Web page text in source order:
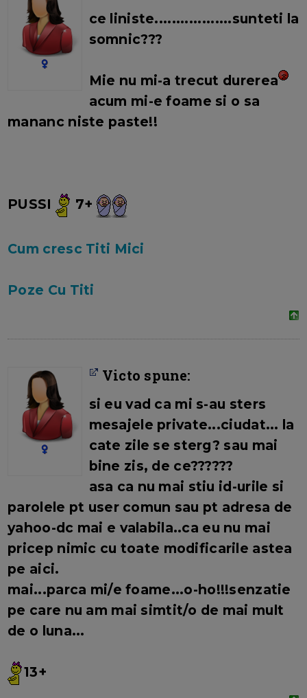
ce liniste..................sunteti la
somnic???
Mie nu mi-a trecut durerea
acum mi-e foame si o sa
mananc niste paste!!
PUSSI 7+
Cum cresc Titi Mici
Poze Cu Titi
Victo spune:
si eu vad ca mi s-au sters
mesajele private...ciudat... la
cate zile se sterg? sau mai
bine zis, de ce??????
asa ca nu mai stiu id-urile si
parolele pt user comun sau pt adresa de
yahoo-dc mai e valabila..ca eu nu mai
pricep nimic cu toate modificarile astea
pe aici.
mai...parca mi/e foame...o-ho!!!senzatie
pe care nu am mai simtit/o de mai mult
de o luna...
13+